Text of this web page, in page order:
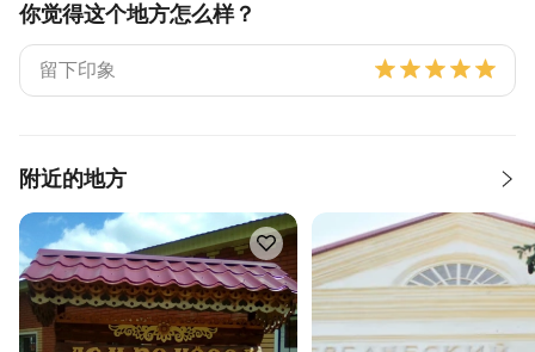
你觉得这个地方怎么样？
附近的地方